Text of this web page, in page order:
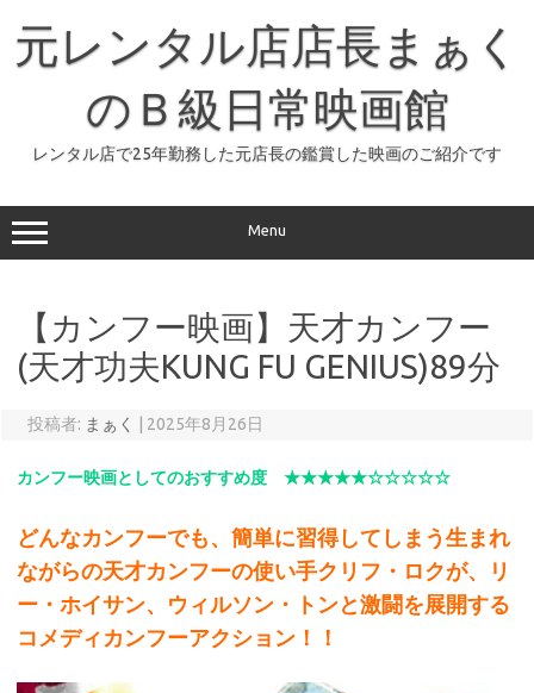
元レンタル店店長まぁく
のＢ級日常映画館
レンタル店で25年勤務した元店長の鑑賞した映画のご紹介です
Menu
【カンフー映画】天才カンフー
(天才功夫KUNG FU GENIUS)89分
投稿者: まぁく 2025年8月26日
カンフー映画としてのおすすめ度 ★★★★★☆☆☆☆☆
どんなカンフーでも、簡単に習得してしまう生まれ
ながらの天才カンフーの使い手クリフ・ロクが、リ
ー・ホイサン、ウィルソン・トンと激闘を展開する
コメディカンフーアクション！！